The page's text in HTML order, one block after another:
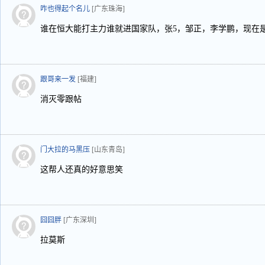
咋也得起个名儿 [广东珠海]
谁在恒大能打主力谁就进国家队，张5，邹正，李学鹏，现在
跟哥来一发 [福建]
消灭零跟帖
门大拉的马黑压 [山东青岛]
这帮人还真的好意思笑
囧囧胖 [广东深圳]
拉莫斯